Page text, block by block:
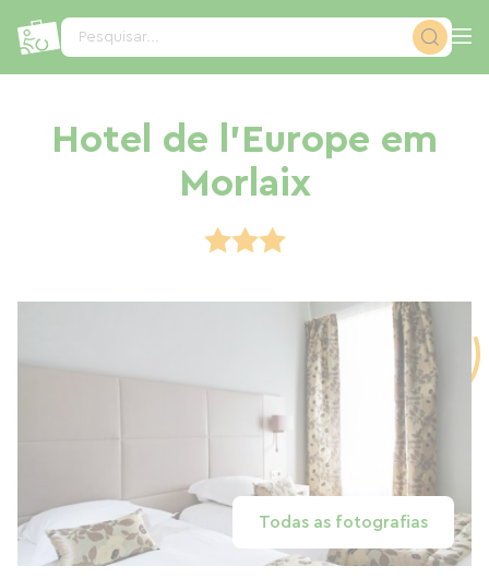
Pesquisar...
Hotel de l'Europe em
Morlaix
Todas as fotografias
Painel de Gerenciamento de Cookies